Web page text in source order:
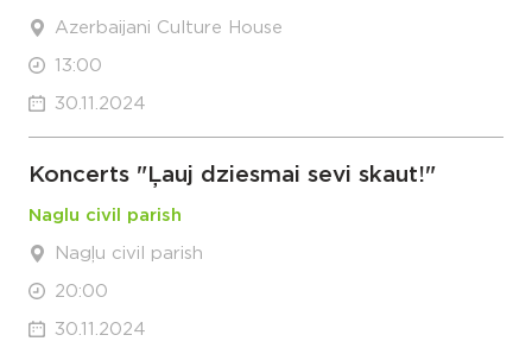
Azerbaijani Culture House
13:00
30.11.2024
Koncerts "Ļauj dziesmai sevi skaut!"
Naglu civil parish
Nagļu civil parish
20:00
30.11.2024